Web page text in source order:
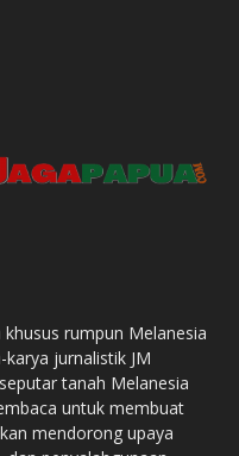
rumpun Melanesia
jurnalistik JM
tanah Melanesia
untuk membuat
mendorong upaya